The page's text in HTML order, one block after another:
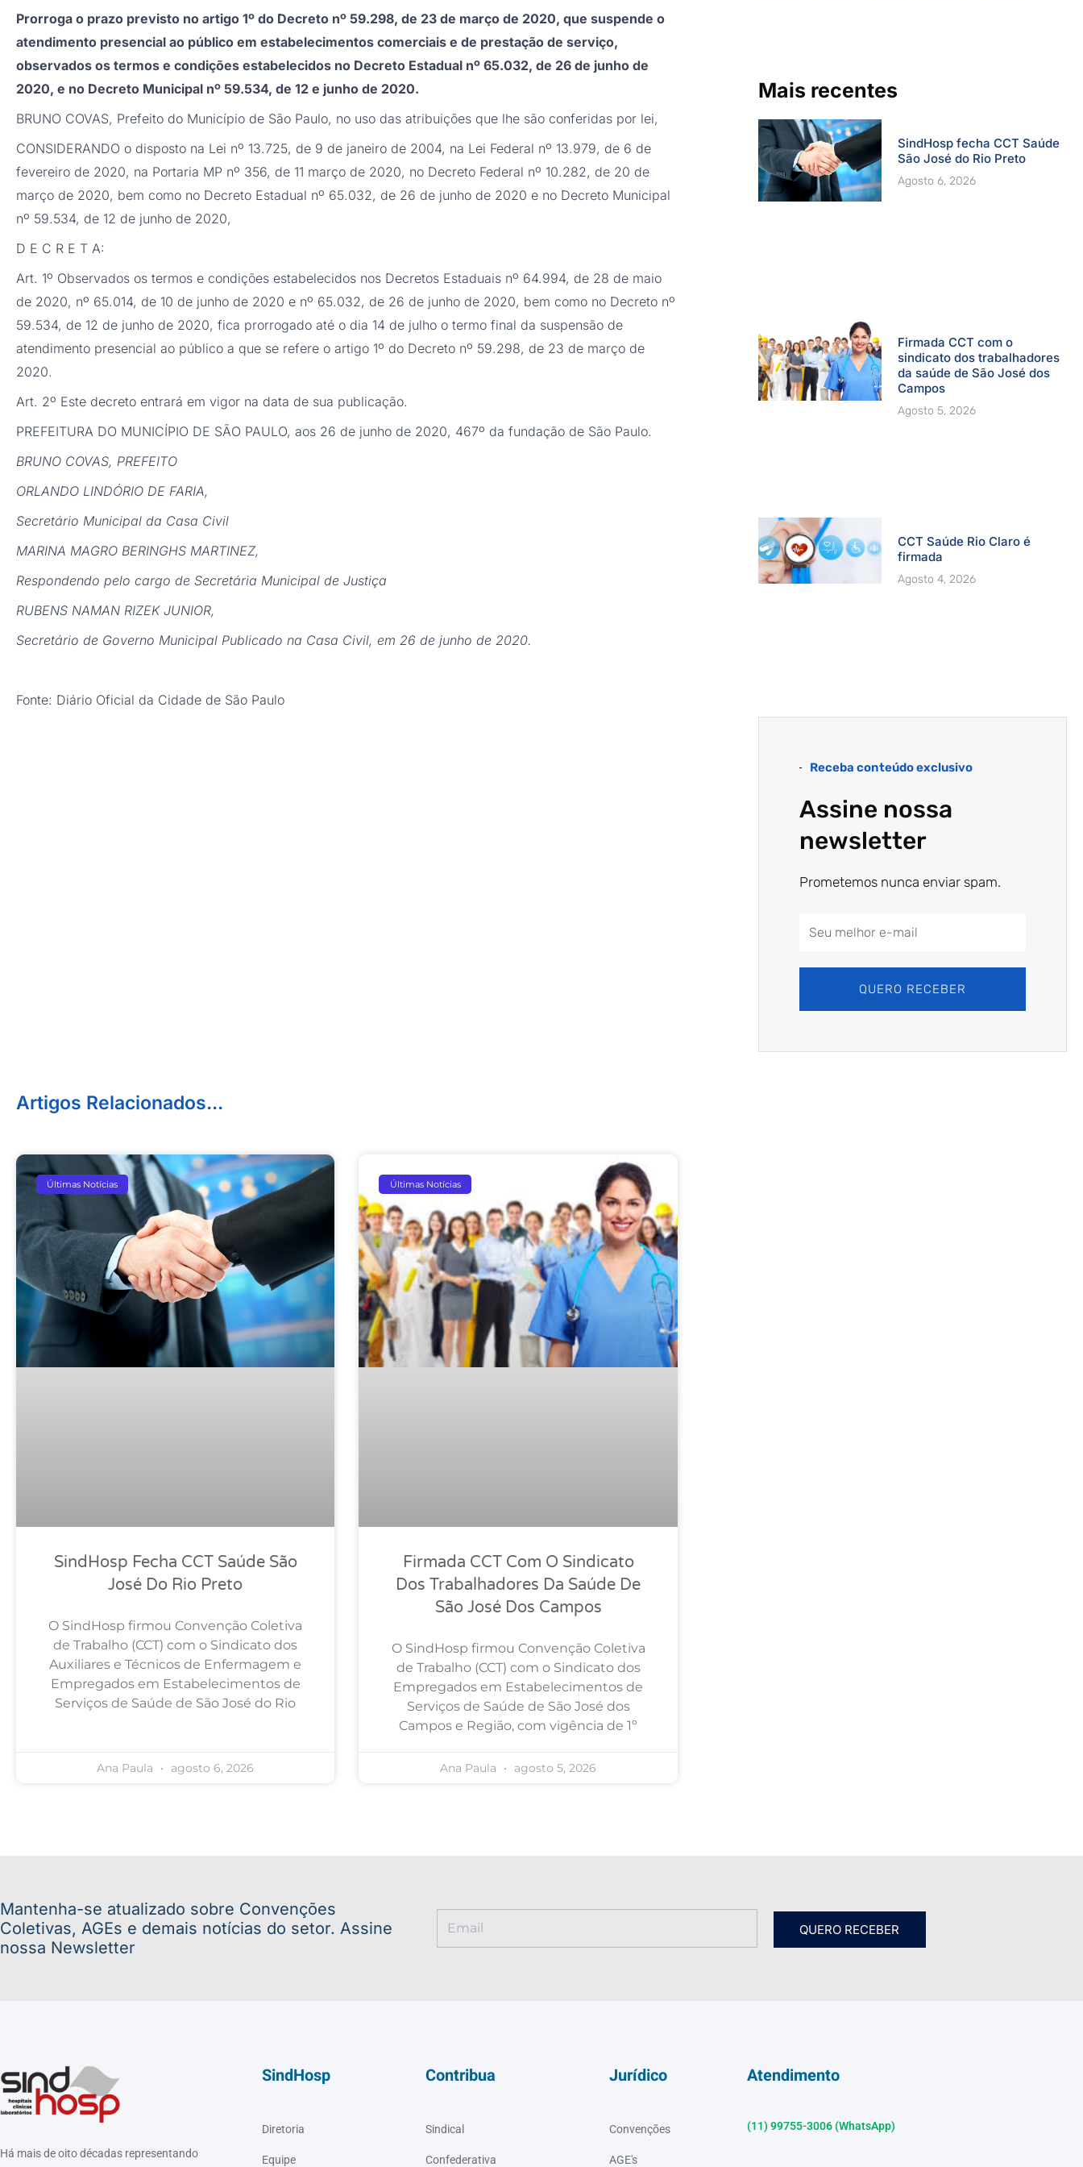
Prorroga o prazo previsto no artigo 1º do Decreto nº 59.298, de 23 de março de 2020, que suspende o
atendimento presencial ao público em estabelecimentos comerciais e de prestação de serviço,
observados os termos e condições estabelecidos no Decreto Estadual nº 65.032, de 26 de junho de
2020, e no Decreto Municipal nº 59.534, de 12 e junho de 2020.
BRUNO COVAS, Prefeito do Município de São Paulo, no uso das atribuições que lhe são conferidas por lei,
CONSIDERANDO o disposto na Lei nº 13.725, de 9 de janeiro de 2004, na Lei Federal nº 13.979, de 6 de
fevereiro de 2020, na Portaria MP nº 356, de 11 março de 2020, no Decreto Federal nº 10.282, de 20 de
março de 2020, bem como no Decreto Estadual nº 65.032, de 26 de junho de 2020 e no Decreto Municipal
nº 59.534, de 12 de junho de 2020,
D E C R E T A:
Art. 1º Observados os termos e condições estabelecidos nos Decretos Estaduais nº 64.994, de 28 de maio
de 2020, nº 65.014, de 10 de junho de 2020 e nº 65.032, de 26 de junho de 2020, bem como no Decreto nº
59.534, de 12 de junho de 2020, fica prorrogado até o dia 14 de julho o termo final da suspensão de
atendimento presencial ao público a que se refere o artigo 1º do Decreto nº 59.298, de 23 de março de
2020.
Art. 2º Este decreto entrará em vigor na data de sua publicação.
PREFEITURA DO MUNICÍPIO DE SÃO PAULO, aos 26 de junho de 2020, 467º da fundação de São Paulo.
BRUNO COVAS, PREFEITO
ORLANDO LINDÓRIO DE FARIA,
Secretário Municipal da Casa Civil
MARINA MAGRO BERINGHS MARTINEZ,
Respondendo pelo cargo de Secretária Municipal de Justiça
RUBENS NAMAN RIZEK JUNIOR,
Secretário de Governo Municipal Publicado na Casa Civil, em 26 de junho de 2020.
Fonte: Diário Oficial da Cidade de São Paulo
Artigos Relacionados...
Últimas Notícias
SindHosp Fecha CCT Saúde São
José Do Rio Preto
O SindHosp firmou Convenção Coletiva
de Trabalho (CCT) com o Sindicato dos
Auxiliares e Técnicos de Enfermagem e
Empregados em Estabelecimentos de
Serviços de Saúde de São José do Rio
Ana Paula agosto 6, 2026
Últimas Notícias
Firmada CCT Com O Sindicato
Dos Trabalhadores Da Saúde De
São José Dos Campos
O SindHosp firmou Convenção Coletiva
de Trabalho (CCT) com o Sindicato dos
Empregados em Estabelecimentos de
Serviços de Saúde de São José dos
Campos e Região, com vigência de 1º
Ana Paula agosto 5, 2026
Mais recentes
SindHosp fecha CCT Saúde
São José do Rio Preto
Agosto 6, 2026
Firmada CCT com o
sindicato dos trabalhadores
da saúde de São José dos
Campos
Agosto 5, 2026
CCT Saúde Rio Claro é
firmada
Agosto 4, 2026
Receba conteúdo exclusivo
Assine nossa
newsletter
Prometemos nunca enviar spam.
Email
QUERO RECEBER
Mantenha-se atualizado sobre Convenções
Coletivas, AGEs e demais notícias do setor. Assine
nossa Newsletter
QUERO RECEBER
Há mais de oito décadas representando
SindHosp
Diretoria
Equipe
Contribua
Sindical
Confederativa
Jurídico
Convenções
AGE's
Atendimento
(11) 99755-3006 (WhatsApp)